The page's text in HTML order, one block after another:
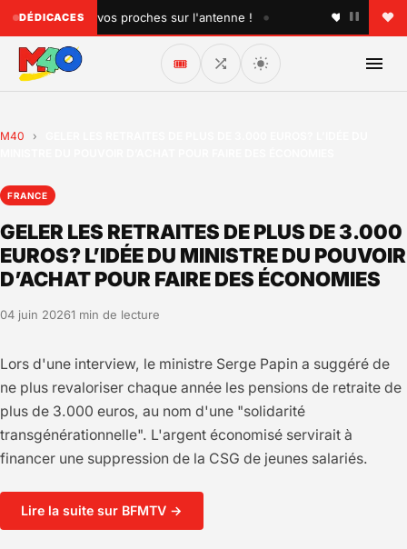
DÉDICACES
un titre à vos proches sur l'antenne ! • ♥ Faites plaisir
🎟️
M40 ›
FRANCE
GELER LES RETRAITES DE PLUS DE 3.000
EUROS? L’IDÉE DU MINISTRE DU POUVOIR
D’ACHAT POUR FAIRE DES ÉCONOMIES
04 juin 20261 min de lecture
Lors d'une interview, le ministre Serge Papin a suggéré de
ne plus revaloriser chaque année les pensions de retraite de
plus de 3.000 euros, au nom d'une "solidarité
transgénérationnelle". L'argent économisé servirait à
financer une suppression de la CSG de jeunes salariés.
Lire la suite sur BFMTV →